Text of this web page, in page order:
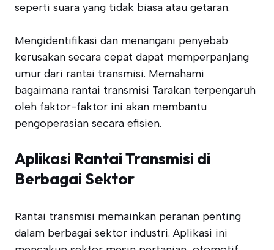
seperti suara yang tidak biasa atau getaran.
Mengidentifikasi dan menangani penyebab
kerusakan secara cepat dapat memperpanjang
umur dari rantai transmisi. Memahami
bagaimana rantai transmisi Tarakan terpengaruh
oleh faktor-faktor ini akan membantu
pengoperasian secara efisien.
Aplikasi Rantai Transmisi di
Berbagai Sektor
Rantai transmisi memainkan peranan penting
dalam berbagai sektor industri. Aplikasi ini